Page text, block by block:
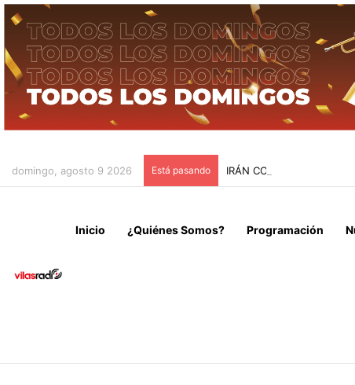
domingo, agosto 9 2026 Está pasando IRÁN CONDICIONA LA
Inicio ¿Quiénes Somos? Programación